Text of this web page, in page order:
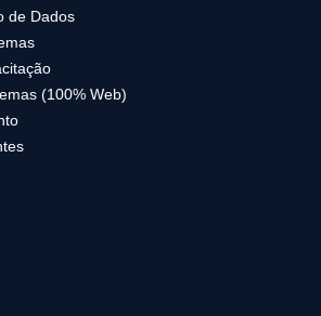
de Dados
(100% Web)